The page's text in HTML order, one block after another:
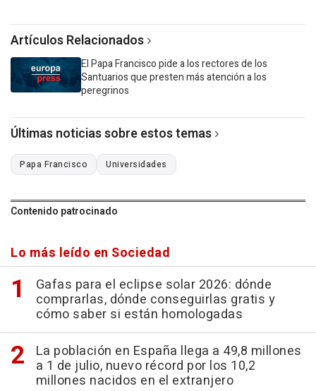
Artículos Relacionados
El Papa Francisco pide a los rectores de los
Santuarios que presten más atención a los
peregrinos
Últimas noticias sobre estos temas
Papa Francisco Universidades
Contenido patrocinado
Lo más leído en Sociedad
Gafas para el eclipse solar 2026: dónde
comprarlas, dónde conseguirlas gratis y
cómo saber si están homologadas
La población en España llega a 49,8 millones
a 1 de julio, nuevo récord por los 10,2
millones nacidos en el extranjero